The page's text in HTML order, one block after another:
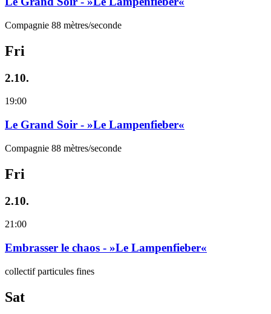
Compagnie 88 mètres/seconde
Fri
2.10.
19:00
Le Grand Soir - »Le Lampenfieber«
Compagnie 88 mètres/seconde
Fri
2.10.
21:00
Embrasser le chaos - »Le Lampenfieber«
collectif particules fines
Sat